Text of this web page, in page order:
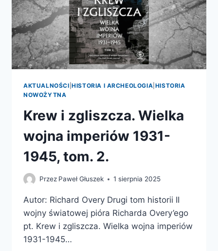
AKTUALNOŚCI |HISTORIA I ARCHEOLOGIA HISTORIA
NOWOŻYTNA
Krew i zgliszcza. Wielka
wojna imperiów 1931-
1945, tom. 2.
Przez Paweł Głuszek 1 sierpnia 2025
Autor: Richard Overy Drugi tom historii II
wojny światowej pióra Richarda Overy’ego
pt. Krew i zgliszcza. Wielka wojna imperiów
1931-1945…